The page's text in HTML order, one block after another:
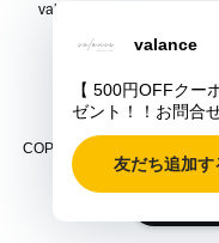
valance 福井｜レディース
福井県
COPYRIGHT © valance 福井
通販サイ